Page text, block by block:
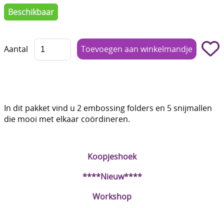
Basis
Bloemen uit crêpepapier of chenille
Kleuren - verf - Mediums
Diversen
Koopjeshoek
****Nieuw****
Workshop
Beschikbaar
Aantal
In dit pakket vind u 2 embossing folders en 5 snijmallen
die mooi met elkaar coördineren.